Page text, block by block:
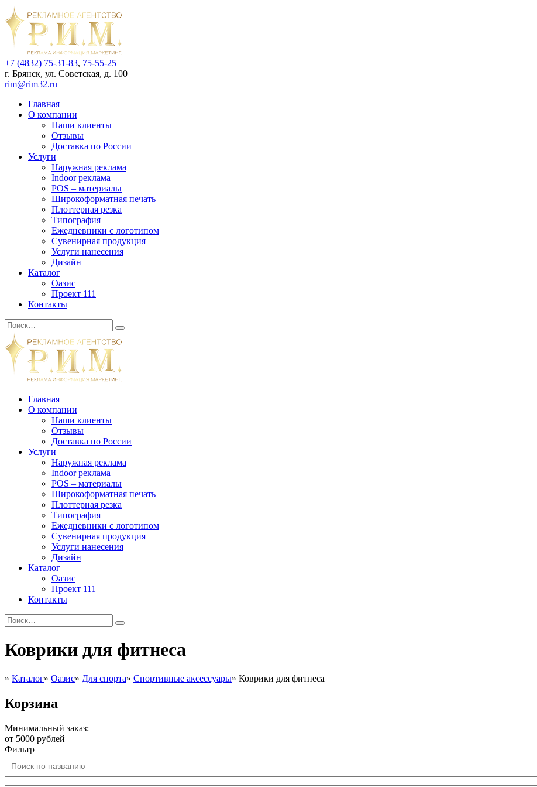
+7 (4832) 75-31-83, 75-55-25
г. Брянск, ул. Советская, д. 100
rim@rim32.ru
Главная
О компании
Наши клиенты
Отзывы
Доставка по России
Услуги
Наружная реклама
Indoor реклама
POS – материалы
Широкоформатная печать
Плоттерная резка
Типография
Ежедневники с логотипом
Сувенирная продукция
Услуги нанесения
Дизайн
Каталог
Оазис
Проект 111
Контакты
Главная
О компании
Наши клиенты
Отзывы
Доставка по России
Услуги
Наружная реклама
Indoor реклама
POS – материалы
Широкоформатная печать
Плоттерная резка
Типография
Ежедневники с логотипом
Сувенирная продукция
Услуги нанесения
Дизайн
Каталог
Оазис
Проект 111
Контакты
Коврики для фитнеса
» Каталог» Оазис» Для спорта» Спортивные аксессуары» Коврики для фитнеса
Корзина
Минимальный заказ:
от 5000 рублей
Фильтр